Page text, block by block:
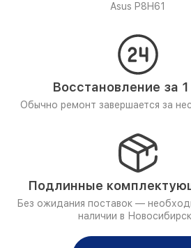
Asus P8H61
Восстановление за
Обычно ремонт завершается за
Подлинные
Без ожидания поставок —
наличии в